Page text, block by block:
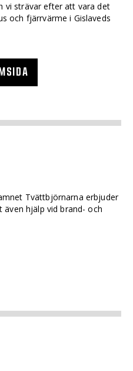
vi strävar efter att vara det
och fjärrvärme i Gislaveds
Tvättbjörnarna erbjuder
hjälp vid brand- och